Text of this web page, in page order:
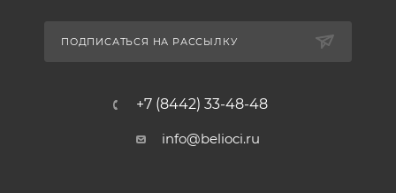
ПОДПИСАТЬСЯ НА РАССЫЛКУ
+7 (8442) 33-48-48
info@belioci.ru